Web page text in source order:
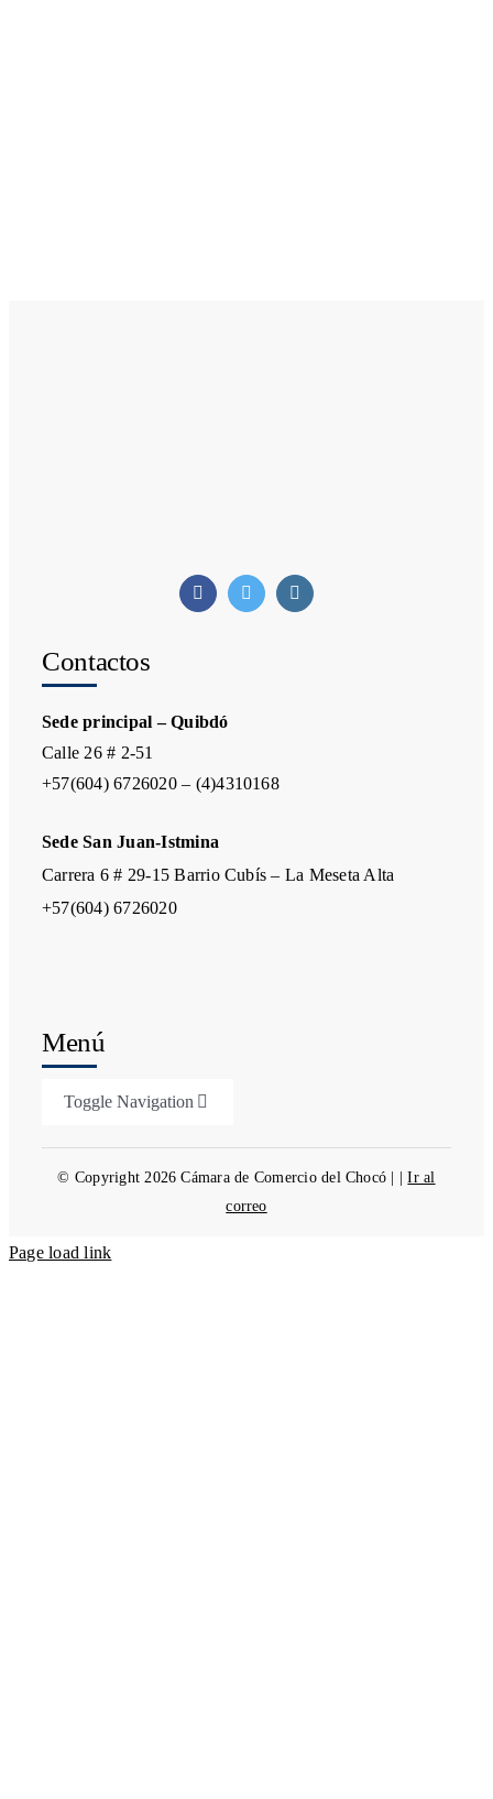
Contactos
Sede principal – Quibdó
Calle 26 # 2-51
+57(604) 6726020 – (4)4310168
Sede San Juan-Istmina
Carrera 6 # 29-15 Barrio Cubís – La Meseta Alta
+57(604) 6726020
Menú
Toggle Navigation
© Copyright 2026 Cámara de Comercio del Chocó | |Ir al
correo
Page load link